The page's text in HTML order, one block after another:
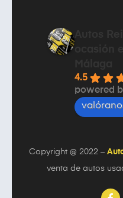
4.5
powered
Copyright @ 2022 –
venta de autos